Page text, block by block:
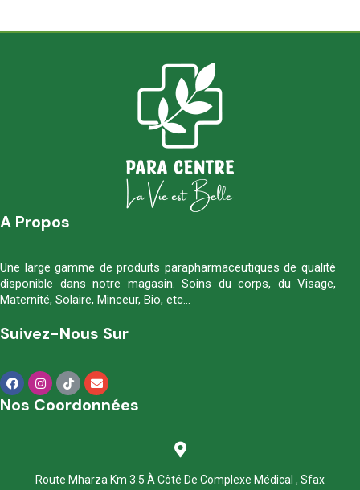
A Propos
Une large gamme de produits parapharmaceutiques de qualité
disponible dans notre magasin. Soins du corps, du Visage,
Maternité, Solaire, Minceur, Bio, etc…
Suivez-Nous Sur
Nos Coordonnées
Route Mharza Km 3.5 À Côté De Complexe Médical , Sfax